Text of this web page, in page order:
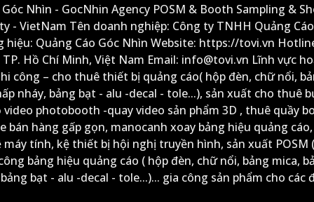
Nhìn - GocNhin Agency POSM & Booth Sampling &
- VietNam Tên doanh nghiệp: Công ty TNHH Quảng
Quảng Cáo Góc Nhìn Website: https://tovi.vn
Hồ Chí Minh, Việt Nam Email: info@tovi.vn Lĩnh vực
công – cho thuê thiết bị quảng cáo( hộp đèn, chữ nổi,
nháy, bảng bạt - alu -decal - tole...), sản xuất cho thuê
photobooth -quay video sản phẩm 3D , thuê quầy
bán hàng gấp gọn, manocanh xoay bảng hiệu quảng
tính, kệ thiết bị hội nghị truyền hình, sản xuất POSM
bảng hiệu quảng cáo ( hộp đèn, chữ nổi, bảng mica,
bạt - alu -decal - tole...)... gia công sản phẩm cho các